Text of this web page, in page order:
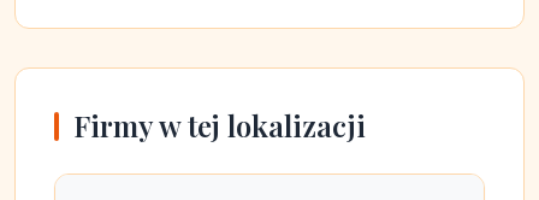
Firmy w tej lokalizacji